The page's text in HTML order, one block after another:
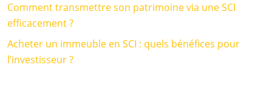
Comment transmettre son patrimoine via une SCI
efficacement ?
Acheter un immeuble en SCI : quels bénéfices pour
l’investisseur ?